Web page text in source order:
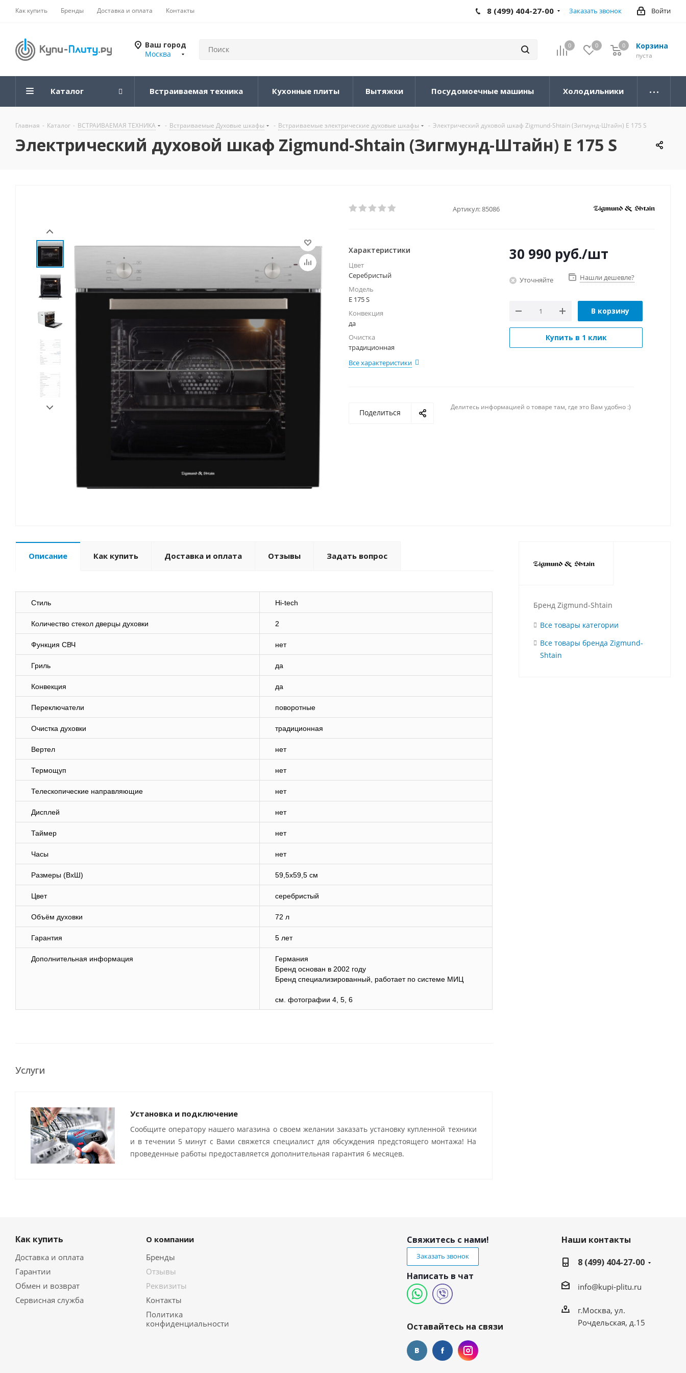
Как купить Бренды Доставка и оплата Контакты Войти
8 (499) 404-27-00 Заказать звонок
Ваш город
Москва
0 0 Корзина
0
пуста
0
Каталог Встраиваемая техника Кухонные плиты Вытяжки Посудомоечные машины Холодильники
Главная - Каталог - ВСТРАИВАЕМАЯ ТЕХНИКА - Встраиваемые Духовые шкафы - Встраиваемые электрические духовые шкафы - Электрический духовой шкаф Zigmund-Shtain (Зигмунд-Штайн) E 175 S
Электрический духовой шкаф Zigmund-Shtain (Зигмунд-Штайн) E 175 S
Артикул:85086
Характеристики
Цвет
Серебристый
Модель
E 175 S
Конвекция
да
Очистка
традиционная
Все характеристики
30 990 руб./шт
Уточняйте Нашли дешевле?
В корзину
Купить в 1 клик
Поделиться
Делитесь информацией о товаре там, где это Вам удобно :)
Описание Как купить Доставка и оплата Отзывы Задать вопрос
Стиль Hi-tech
Количество стекол дверцы духовки 2
Функция СВЧ нет
Гриль да
Конвекция да
Переключатели поворотные
Очистка духовки традиционная
Вертел нет
Термощуп нет
Телескопические направляющие нет
Дисплей нет
Таймер нет
Часы нет
Размеры (ВхШ) 59,5х59,5 см
Цвет серебристый
Объём духовки 72 л
Гарантия 5 лет
Дополнительная информация
Германия
Бренд основан в 2002 году
Бренд специализированный, работает по системе МИЦ
см. фотографии 4, 5, 6
Услуги
Установка и подключение
Сообщите оператору нашего магазина о своем желании заказать установку купленной техники
и в течении 5 минут с Вами свяжется специалист для обсуждения предстоящего монтажа! На
проведенные работы предоставляется дополнительная гарантия 6 месяцев.
Бренд Zigmund-Shtain
Все товары категории
Все товары бренда Zigmund-
Shtain
Как купить
Доставка и оплата
Гарантии
Обмен и возврат
Сервисная служба
О компании
Бренды
Отзывы
Реквизиты
Контакты
Политика
конфиденциальности
Свяжитесь с нами!
Заказать звонок
Написать в чат
Оставайтесь на связи
Наши контакты
8 (499) 404-27-00
info@kupi-plitu.ru
г.Москва, ул.
Рочдельская, д.15